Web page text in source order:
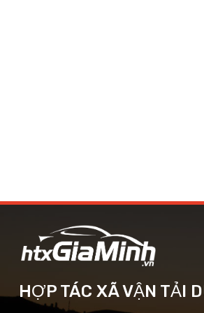
HỢP TÁC XÃ VẬN TẢI